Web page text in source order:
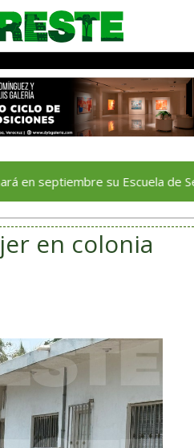
su Escuela de Servicios
en colonia